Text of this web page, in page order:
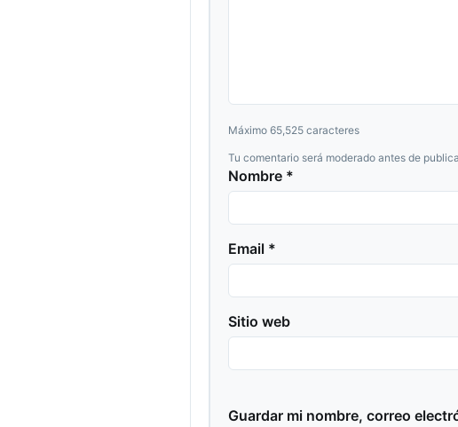
Máximo 65,525 caracteres
Tu comentario será moderado antes de
Nombre *
Email *
Sitio web
Guardar mi nombre, correo